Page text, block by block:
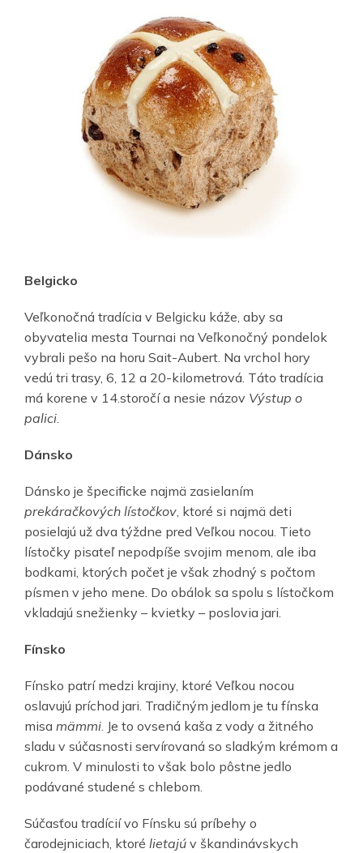
Belgicko
Veľkonočná tradícia v Belgicku káže, aby sa
obyvatelia mesta Tournai na Veľkonočný pondelok
vybrali pešo na horu Sait-Aubert. Na vrchol hory
vedú tri trasy, 6, 12 a 20-kilometrová. Táto tradícia
má korene v 14.storočí a nesie názov Výstup o
palici.
Dánsko
Dánsko je špecificke najmä zasielaním
prekáračkových lístočkov, ktoré si najmä deti
posielajú už dva týždne pred Veľkou nocou. Tieto
lístočky pisateľ nepodpíše svojim menom, ale iba
bodkami, ktorých počet je však zhodný s počtom
písmen v jeho mene. Do obálok sa spolu s lístočkom
vkladajú snežienky – kvietky – poslovia jari.
Fínsko
Fínsko patrí medzi krajiny, ktoré Veľkou nocou
oslavujú príchod jari. Tradičným jedlom je tu fínska
misa mämmi. Je to ovsená kaša z vody a žitného
sladu v súčasnosti servírovaná so sladkým krémom a
cukrom. V minulosti to však bolo pôstne jedlo
podávané studené s chlebom.
Súčasťou tradícií vo Fínsku sú príbehy o
čarodejniciach, ktoré lietajú v škandinávskych